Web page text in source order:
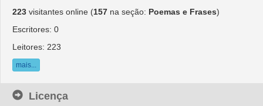
223 visitantes online (157 na seção: Poemas e Frases)
Escritores: 0
Leitores: 223
mais...
Licença